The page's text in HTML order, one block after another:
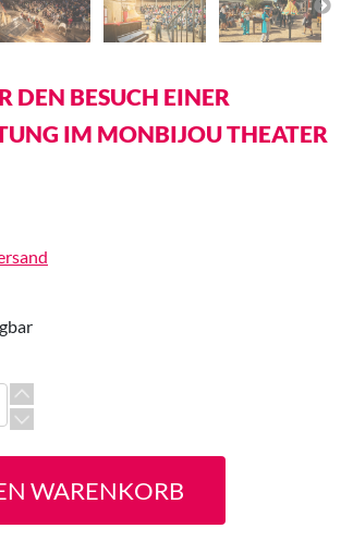
DEN BESUCH EINER
IM MONBIJOU THEATER
einer Veranstaltung im Monbijou
WARENKORB